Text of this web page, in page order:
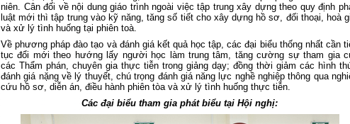
niên. Cân đối về nội dung giáo trình ngoài việc tập trung xây dựng theo quy định
luật mới thì tập trung vào kỹ năng, tăng số tiết cho xây dựng hồ sơ, đối thoại, hoà
và xử lý tình huống tại phiên toà.
Về phương pháp đào tạo và đánh giá kết quả học tập, các đại biểu thống nhất cần
tục đổi mới theo hướng lấy người học làm trung tâm, tăng cường sự tham gia
các Thẩm phán, chuyên gia thực tiễn trong giảng dạy; đồng thời giảm các hình
đánh giá nặng về lý thuyết, chú trọng đánh giá năng lực nghề nghiệp thông qua
cứu hồ sơ, diễn án, điều hành phiên tòa và xử lý tình huống thực tiễn.
Các đại biểu tham gia phát biểu tại Hội nghị: